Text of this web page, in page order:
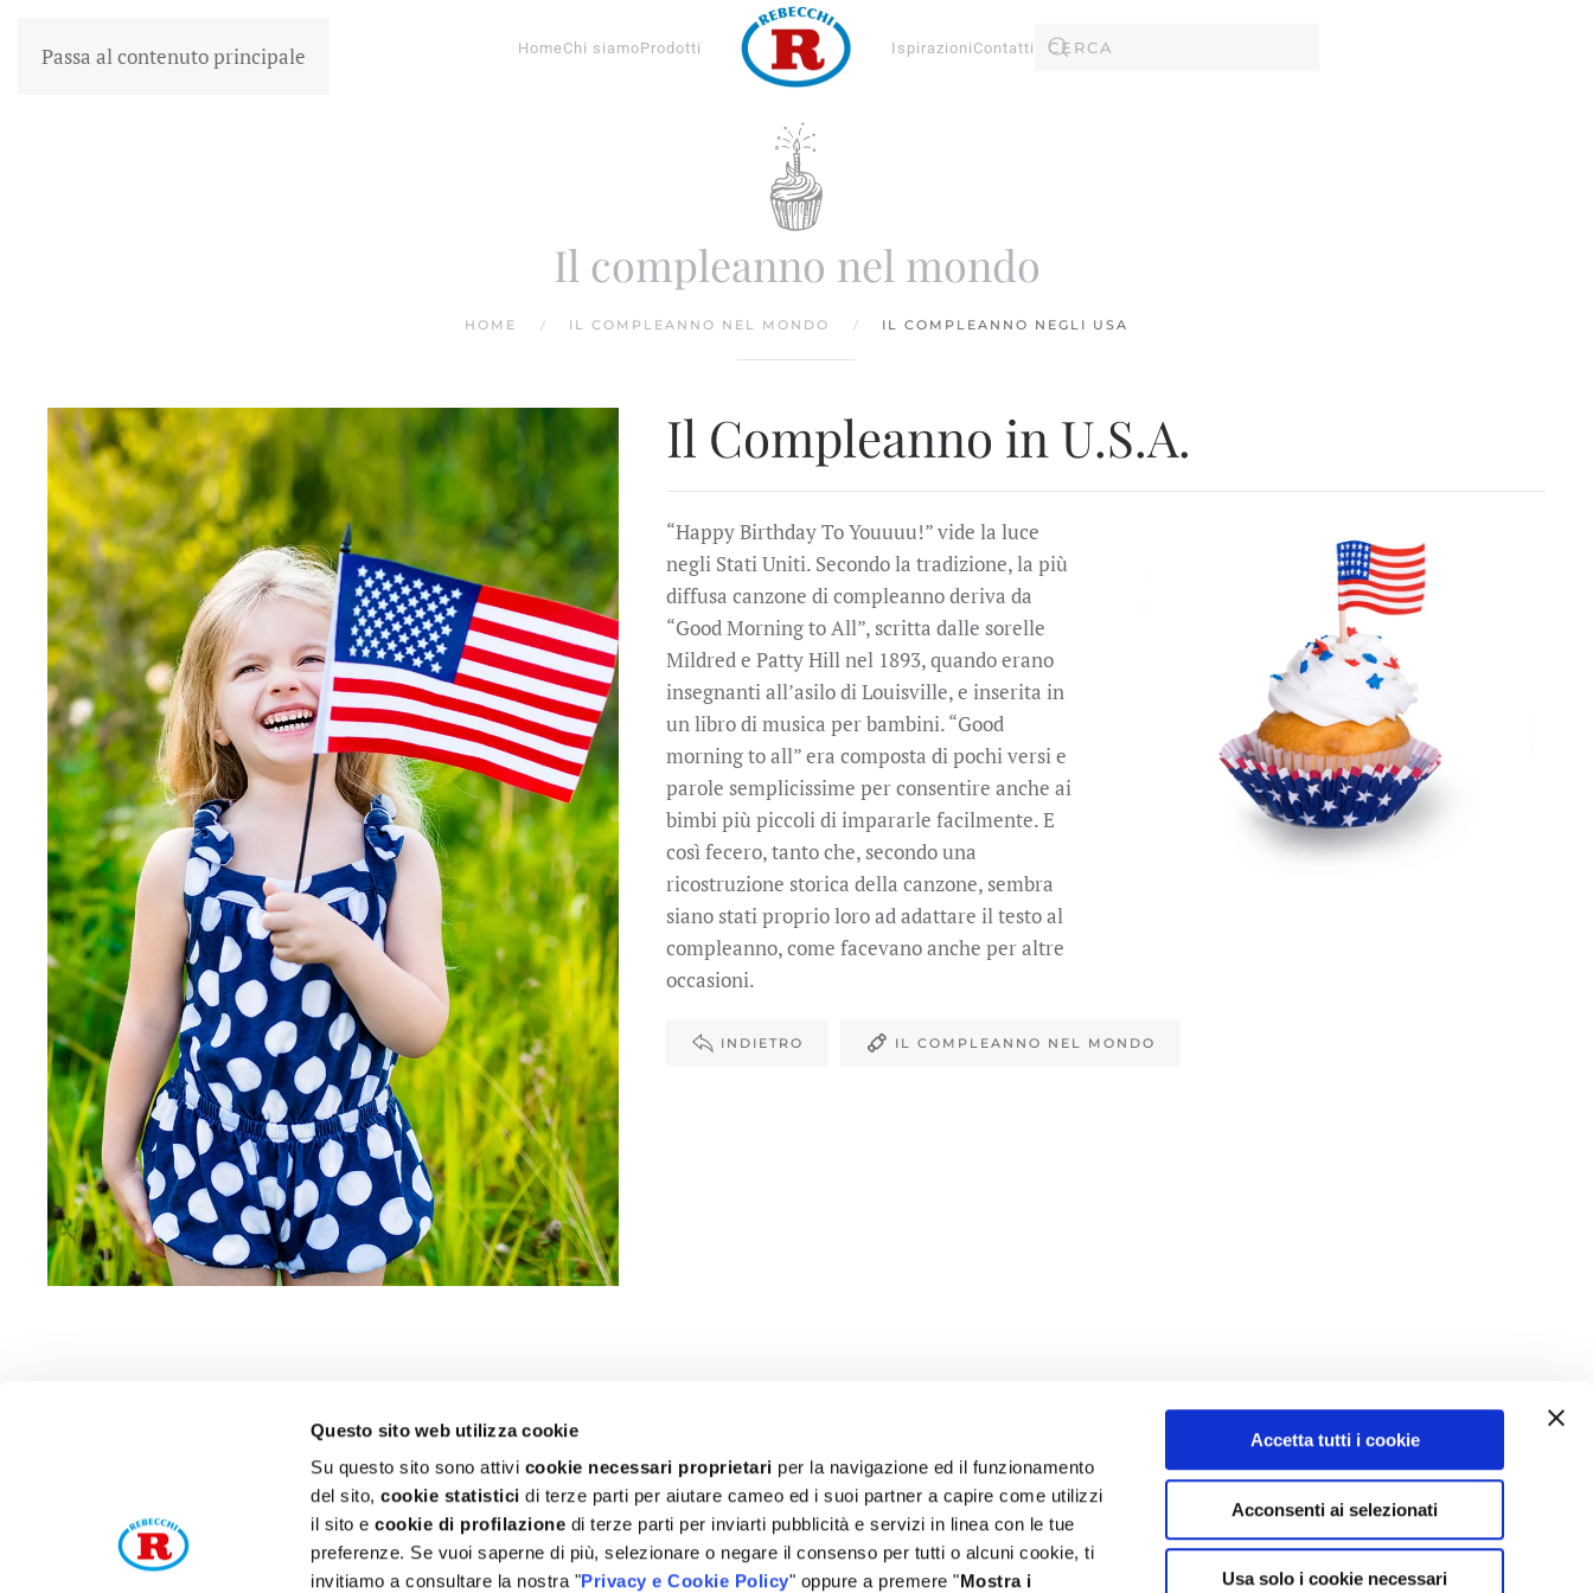
Questo sito web utilizza cookie
Su questo sito sono attivi cookie necessari proprietari per la navigazione ed il funzionamento
del sito,cookie statistici di terze parti per aiutare cameo ed i suoi partner a capire come utilizzi
il sito ecookie di profilazione di terze parti per inviarti pubblicità e servizi in linea con le tue
preferenze. Se vuoi saperne di più, selezionare o negare il consenso per tutti o alcuni cookie, ti
invitiamo a consultare la nostra "Privacy e Cookie Policy" oppure a premere "Mostra i
Accetta tutti i cookie
Acconsenti ai selezionati
Usa solo i cookie necessari
Passa al contenuto principale HomeChi siamoProdotti Ispirazioni Contatti
Il compleanno nel mondo
HOME IL COMPLEANNO NEL MONDO IL COMPLEANNO NEGLI USA
Il Compleanno in U.S.A.
“Happy Birthday To Youuuu!” vide la luce
negli Stati Uniti. Secondo la tradizione, la più
diffusa canzone di compleanno deriva da
“Good Morning to All”, scritta dalle sorelle
Mildred e Patty Hill nel 1893, quando erano
insegnanti all’asilo di Louisville, e inserita in
un libro di musica per bambini. “Good
morning to all” era composta di pochi versi e
parole semplicissime per consentire anche ai
bimbi più piccoli di impararle facilmente. E
così fecero, tanto che, secondo una
ricostruzione storica della canzone, sembra
siano stati proprio loro ad adattare il testo al
compleanno, come facevano anche per altre
occasioni.
INDIETRO IL COMPLEANNO NEL MONDO
© REBECCHI FOOD SYSTEMS S.p.A.
P. IVA 00719270332 - Via Ungaretti, 7 - 29029 Rivergaro (PC), Italy